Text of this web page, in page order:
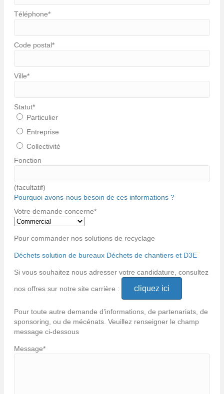
Téléphone*
Code postal*
Ville*
Statut*
Particulier
Entreprise
Collectivité
Fonction
(facultatif)
Pourquoi avons-nous besoin de ces informations ?
Votre demande concerne*
Pour commander nos solutions de recyclage
Déchets solution de bureaux Déchets de chantiers et D3E
Si vous souhaitez nous adresser votre candidature, consultez
nos offres sur notre site carrière : cliquez ici
Pour toute autre demande d’informations, de partenariats, de
sponsoring, ou de mécénats. Veuillez renseigner le champ
message ci-dessous
Message*